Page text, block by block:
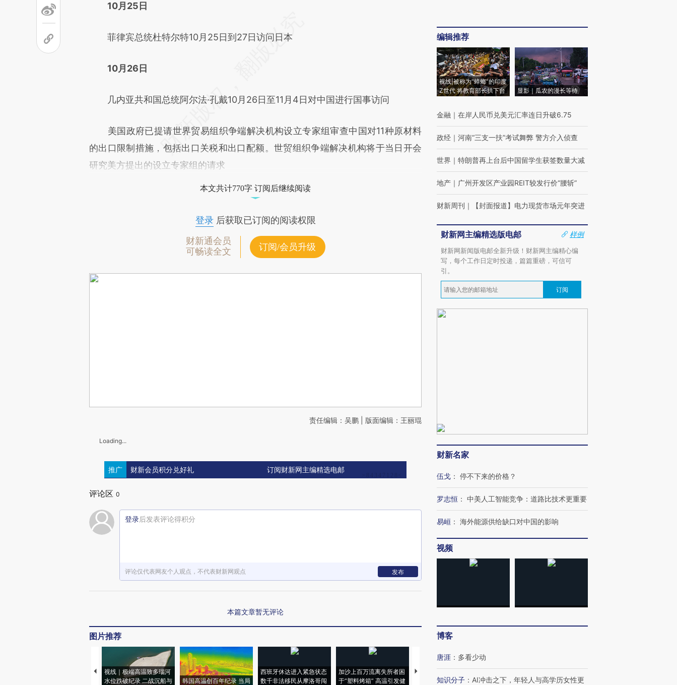
10月25日
菲律宾总统杜特尔特10月25日到27日访问日本
10月26日
几内亚共和国总统阿尔法·孔戴10月26日至11月4日对中国进行国事访问
美国政府已提请世界贸易组织争端解决机构设立专家组审查中国对11种原材料
的出口限制措施，包括出口关税和出口配额。世贸组织争端解决机构将于当日开会
研究美方提出的设立专家组的请求
本文共计770字 订阅后继续阅读
登录后获取已订阅的阅读权限
财新通会员
可畅读全文
订阅/会员升级
责任编辑：吴鹏 | 版面编辑：王丽琨
Loading...
推广 财新会员积分兑好礼 订阅财新网主编精选电邮
评论区 0
登录后发表评论得积分
评论仅代表网友个人观点，不代表财新网观点 发布
本篇文章暂无评论
图片推荐
视线｜极端高温致多瑙河
水位跌破纪录 二战沉船与
韩国高温创百年纪录 当局
西班牙休达进入紧急状态
数千非法移民从摩洛哥闯
加沙上百万流离失所者困
于“塑料烤箱” 高温引发健
马航飞行员跨国走私7万
粒摇头丸 尿检体内含3种
术：是什么让中产们甘
泽连斯基密集出访美英 索
编辑推荐
视线|被称为“蟑螂”的印度
Z世代 将教育部长拱下台
显影｜瓜农的漫长等待
金融 ｜ 在岸人民币兑美元汇率连日升破6.75
政经 ｜ 河南“三支一扶”考试舞弊 警方介入侦查
世界 ｜ 特朗普再上台后中国留学生获签数量大减
地产 ｜ 广州开发区产业园REIT较发行价“腰斩”
财新周刊 ｜ 【封面报道】电力现货市场元年突进
财新网主编精选版电邮
样例
财新网新闻版电邮全新升级！财新网主编精心编
写，每个工作日定时投递，篇篇重磅，可信可
引。
订阅
财新名家
伍戈 ： 停不下来的价格？
罗志恒 ： 中美人工智能竞争：道路比技术更重要
易峘 ： 海外能源供给缺口对中国的影响
视频
博客
唐涯 ： 多看少动
知识分子 ： AI冲击之下，年轻人与高学历女性更